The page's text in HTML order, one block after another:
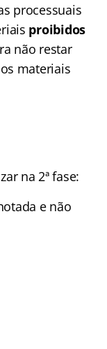
processuais
proibidos
não restar
materiais
na 2ª fase:
e não